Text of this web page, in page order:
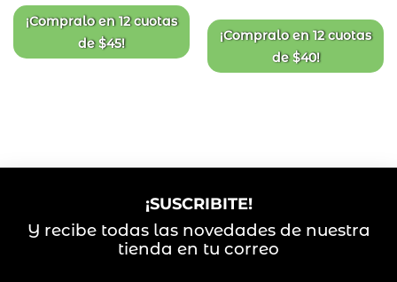
de
deseos
original
era:
$840.
actual
es:
$540.
¡Compralo en12 cuotas
de$45! ¡Compralo en12 cuotas
de$40!
¡SUSCRIBITE!
Y recibe todas las novedades de nuestra
tienda en tu correo